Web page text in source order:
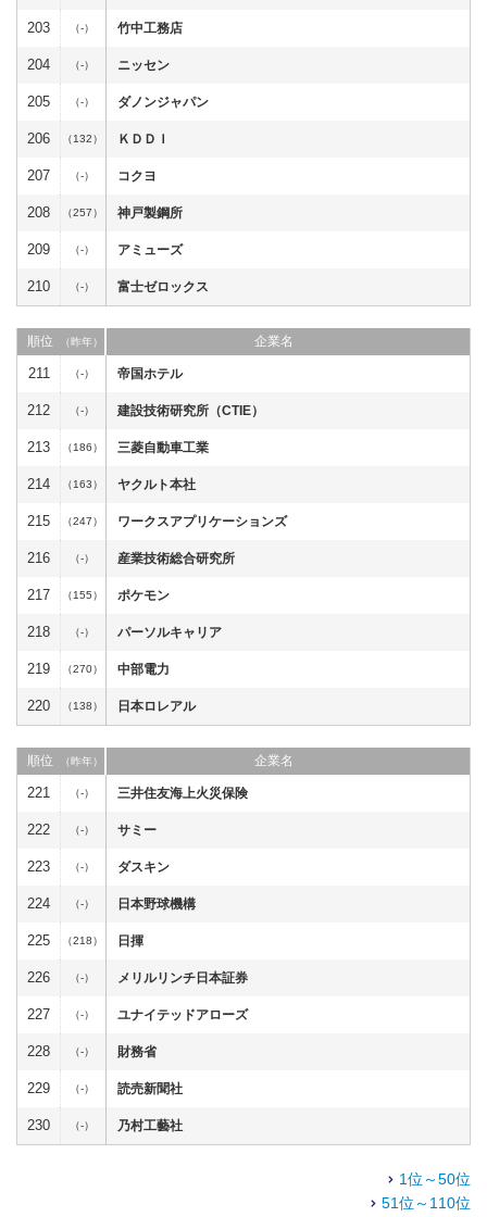
203 （-） 竹中工務店
204 （-） ニッセン
205 （-） ダノンジャパン
206 （132） ＫＤＤＩ
207 （-） コクヨ
208 （257） 神戸製鋼所
209 （-） アミューズ
210 （-） 富士ゼロックス
順位 （昨年） 企業名
211 （-） 帝国ホテル
212 （-） 建設技術研究所（CTIE）
213 （186） 三菱自動車工業
214 （163） ヤクルト本社
215 （247） ワークスアプリケーションズ
216 （-） 産業技術総合研究所
217 （155） ポケモン
218 （-） パーソルキャリア
219 （270） 中部電力
220 （138） 日本ロレアル
順位 （昨年） 企業名
221 （-） 三井住友海上火災保険
222 （-） サミー
223 （-） ダスキン
224 （-） 日本野球機構
225 （218） 日揮
226 （-） メリルリンチ日本証券
227 （-） ユナイテッドアローズ
228 （-） 財務省
229 （-） 読売新聞社
230 （-） 乃村工藝社
1位～50位
51位～110位